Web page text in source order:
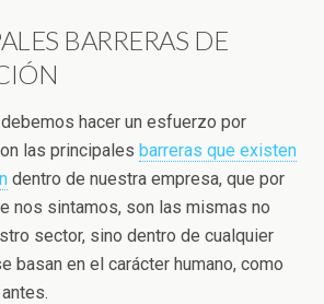
BARRERAS DE
hacer un esfuerzo por
las principales barreras que existen
dentro de nuestra empresa, que por
nos sintamos, son las mismas no
sector, sino dentro de cualquier
basan en el carácter humano, como